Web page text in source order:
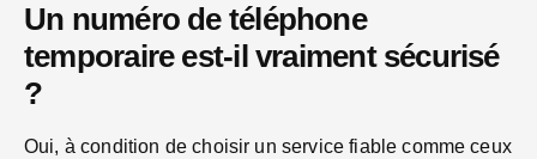
Un numéro de téléphone
temporaire est-il vraiment sécurisé
?
Oui, à condition de choisir un service fiable comme ceux